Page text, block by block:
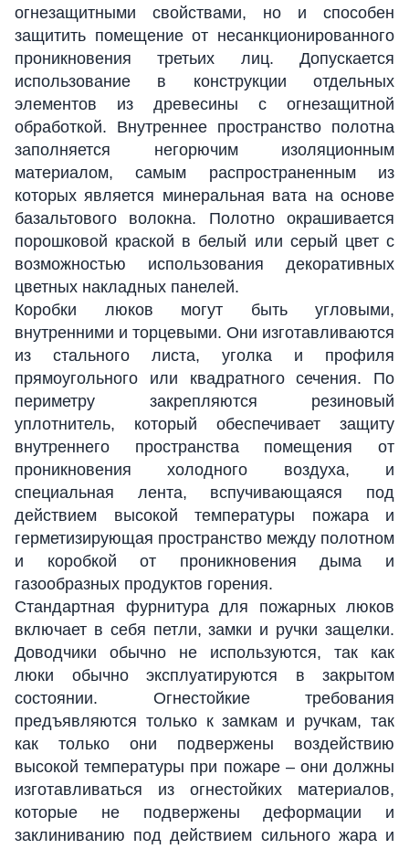
огнезащитными свойствами, но и способен
защитить помещение от несанкционированного
проникновения третьих лиц. Допускается
использование в конструкции отдельных
элементов из древесины с огнезащитной
обработкой. Внутреннее пространство полотна
заполняется негорючим изоляционным
материалом, самым распространенным из
которых является минеральная вата на основе
базальтового волокна. Полотно окрашивается
порошковой краской в белый или серый цвет с
возможностью использования декоративных
цветных накладных панелей.
Коробки люков могут быть угловыми,
внутренними и торцевыми. Они изготавливаются
из стального листа, уголка и профиля
прямоугольного или квадратного сечения. По
периметру закрепляются резиновый
уплотнитель, который обеспечивает защиту
внутреннего пространства помещения от
проникновения холодного воздуха, и
специальная лента, вспучивающаяся под
действием высокой температуры пожара и
герметизирующая пространство между полотном
и коробкой от проникновения дыма и
газообразных продуктов горения.
Стандартная фурнитура для пожарных люков
включает в себя петли, замки и ручки защелки.
Доводчики обычно не используются, так как
люки обычно эксплуатируются в закрытом
состоянии. Огнестойкие требования
предъявляются только к замкам и ручкам, так
как только они подвержены воздействию
высокой температуры при пожаре – они должны
изготавливаться из огнестойких материалов,
которые не подвержены деформации и
заклиниванию под действием сильного жара и